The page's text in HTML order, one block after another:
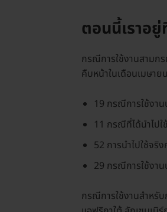
ตอนนี้เราอ
กรณีการใช้งานสามก
คืบหน้าในเดือนเมษาย
19 กรณีการใช้งาน
11 กรณีที่ได้นำไป
52 การนำไปใช้จริ
29 กรณีการใช้งาน
กรณีการใช้งานสำหรับ